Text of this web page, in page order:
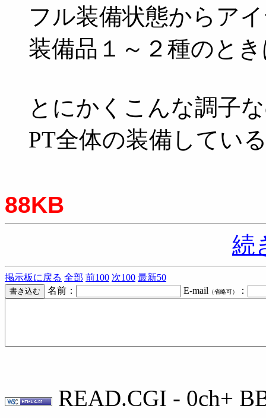
フル装備状態からア
装備品１～２種のと
とにかくこんな調子
PT全体の装備してい
88KB
続
掲示板に戻る 全部 前100 次100 最新50
名前：
E-mail （省略可） ：
READ.CGI - 0ch+